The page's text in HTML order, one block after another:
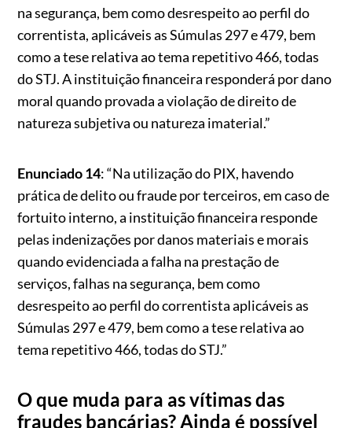
na segurança, bem como desrespeito ao perfil do
correntista, aplicáveis as Súmulas 297 e 479, bem
como a tese relativa ao tema repetitivo 466, todas
do STJ. A instituição financeira responderá por dano
moral quando provada a violação de direito de
natureza subjetiva ou natureza imaterial.”
Enunciado 14: “Na utilização do PIX, havendo
prática de delito ou fraude por terceiros, em caso de
fortuito interno, a instituição financeira responde
pelas indenizações por danos materiais e morais
quando evidenciada a falha na prestação de
serviços, falhas na segurança, bem como
desrespeito ao perfil do correntista aplicáveis as
Súmulas 297 e 479, bem como a tese relativa ao
tema repetitivo 466, todas do STJ.”
O que muda para as vítimas das
fraudes bancárias? Ainda é possível